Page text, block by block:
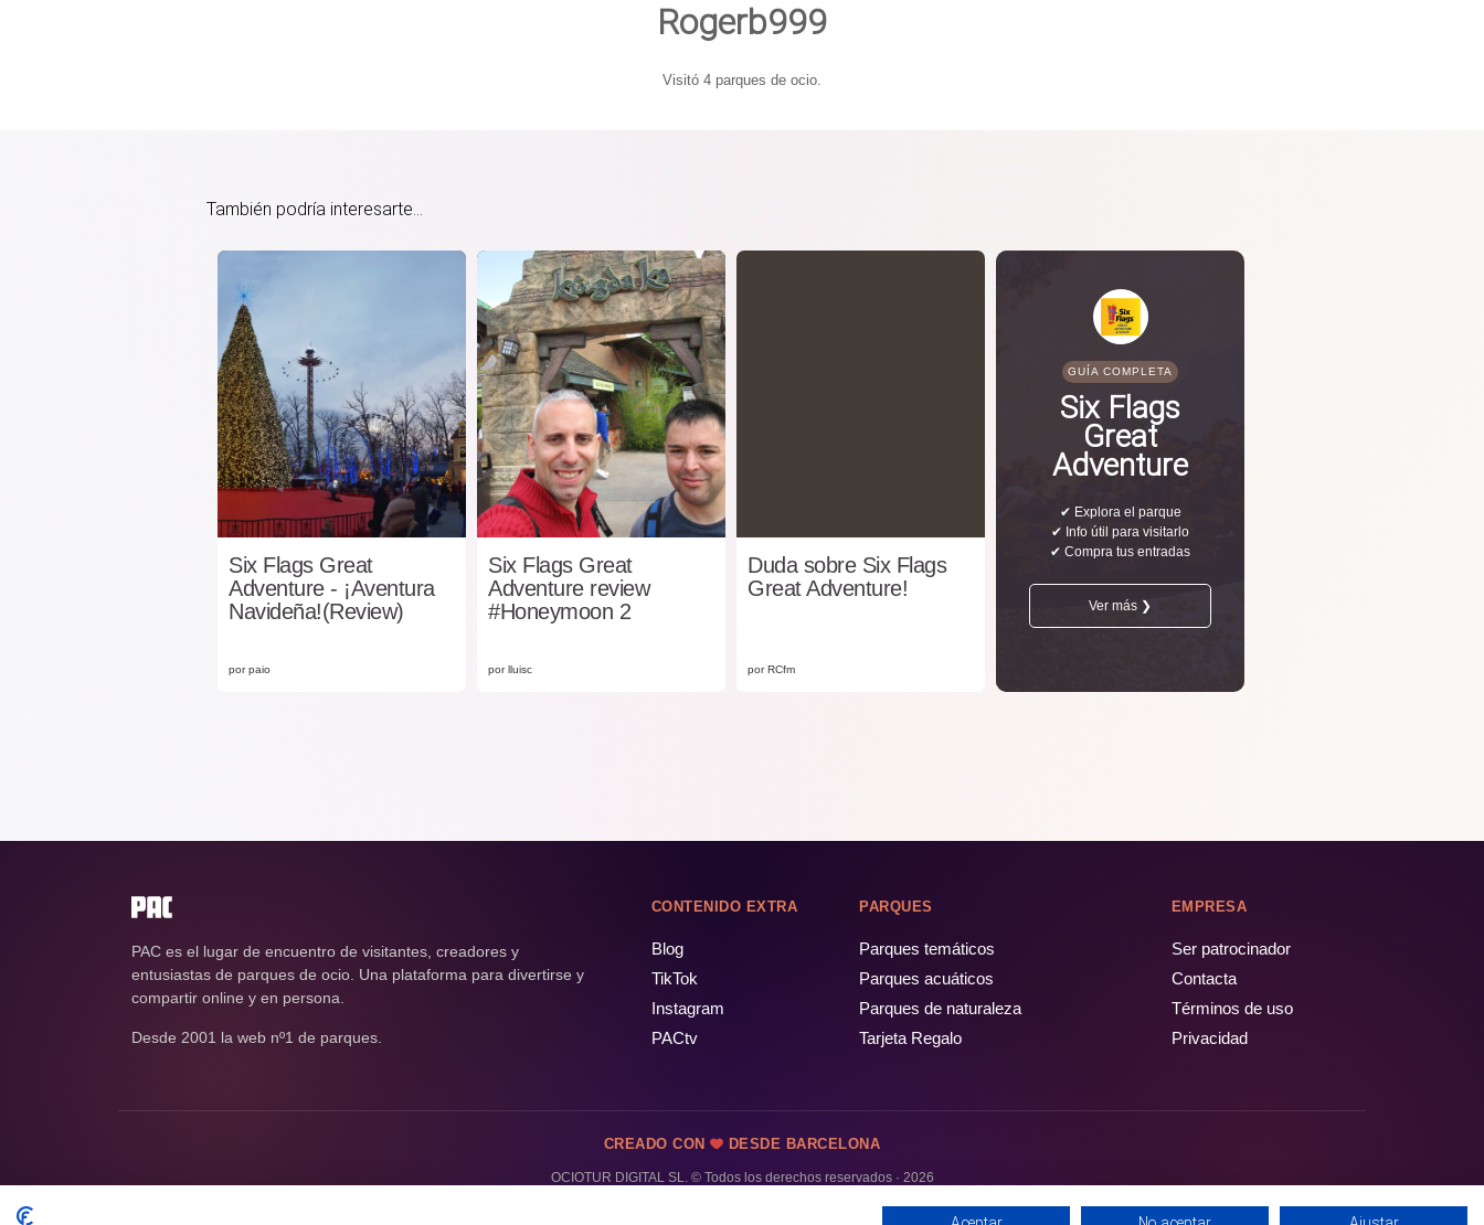
Rogerb999
Visitó 4 parques de ocio.
También podría interesarte...
Six Flags Great
Adventure - ¡Aventura
Navideña!(Review)
por paio
​Six Flags Great
Adventure review
#Honeymoon 2
por lluisc
Duda sobre Six Flags
Great Adventure!
por RCfm
GUÍA COMPLETA
Six Flags
Great
Adventure
✔ Explora el parque
✔ Info útil para visitarlo
✔ Compra tus entradas
Ver más ❯
PAC es el lugar de encuentro de visitantes, creadores y
entusiastas de parques de ocio. Una plataforma para divertirse y
compartir online y en persona.
Desde 2001 la web nº1 de parques.
CONTENIDO EXTRA
Blog
TikTok
Instagram
PACtv
PARQUES
Parques temáticos
Parques acuáticos
Parques de naturaleza
Tarjeta Regalo
EMPRESA
Ser patrocinador
Contacta
Términos de uso
Privacidad
CREADO CON DESDE BARCELONA
OCIOTUR DIGITAL SL. © Todos los derechos reservados · 2026